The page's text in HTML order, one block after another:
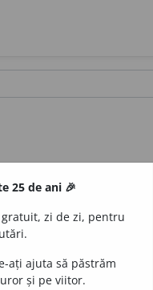
25 de ani 🎉
zi de zi, pentru
ați ajuta să păstrăm
și pe viitor.